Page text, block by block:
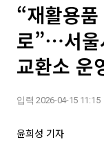
“재활용
로”⋯서울
교환소 운
입력 2026-04-15 11:15
윤희성 기자